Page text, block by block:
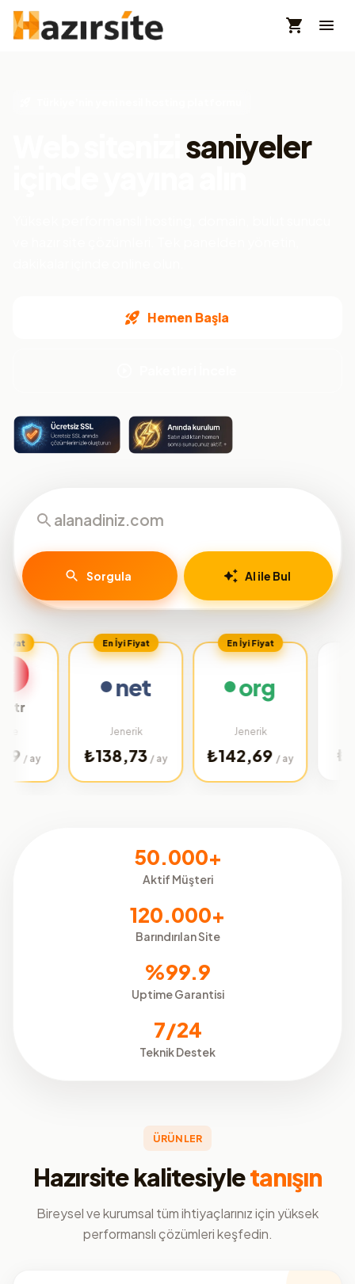
saniyeler
içinde yayına alın
Hemen Başla
Sorgula AI ile Bul
En İyi Fiyat
net
₺138,73 / ay
En İyi Fiyat
org
₺142,69 / ay ₺32,01
50.000+
Aktif Müşteri
120.000+
Barındırılan Site
%99.9
Uptime Garantisi
7/24
Teknik Destek
ÜRÜNLER
Hazırsite kalitesiyletanışın
Bireysel ve kurumsal tüm ihtiyaçlarınız için yüksek
performanslı çözümleri keşfedin.